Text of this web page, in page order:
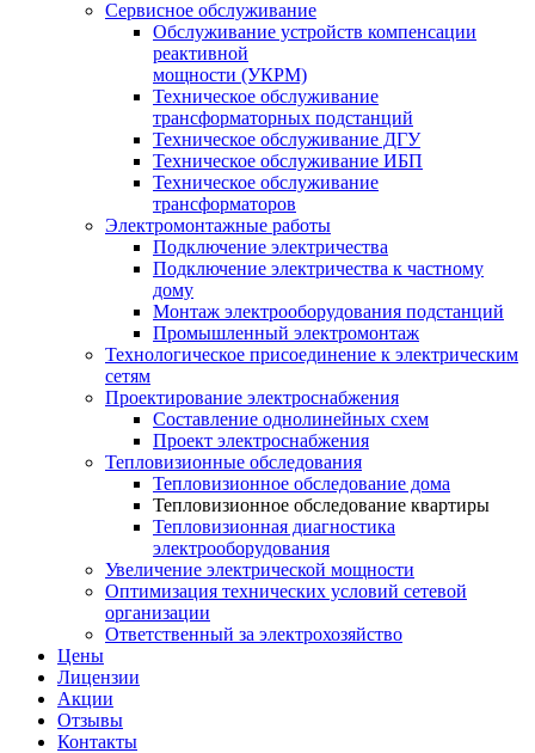
Сервисное обслуживание
Обслуживание устройств компенсации
реактивной
мощности (УКРМ)
Техническое обслуживание
трансформаторных подстанций
Техническое обслуживание ДГУ
Техническое обслуживание ИБП
Техническое обслуживание
трансформаторов
Электромонтажные работы
Подключение электричества
Подключение электричества к частному
дому
Монтаж электрооборудования подстанций
Промышленный электромонтаж
Технологическое присоединение к электрическим
сетям
Проектирование электроснабжения
Составление однолинейных схем
Проект электроснабжения
Тепловизионные обследования
Тепловизионное обследование дома
Тепловизионное обследование квартиры
Тепловизионная диагностика
электрооборудования
Увеличение электрической мощности
Оптимизация технических условий сетевой
организации
Ответственный за электрохозяйство
Цены
Лицензии
Акции
Отзывы
Контакты